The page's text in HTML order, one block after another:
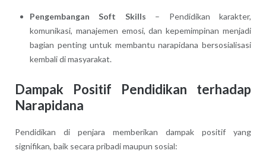
Pengembangan Soft Skills – Pendidikan karakter,
komunikasi, manajemen emosi, dan kepemimpinan menjadi
bagian penting untuk membantu narapidana bersosialisasi
kembali di masyarakat.
Dampak Positif Pendidikan terhadap
Narapidana
Pendidikan di penjara memberikan dampak positif yang
signifikan, baik secara pribadi maupun sosial: